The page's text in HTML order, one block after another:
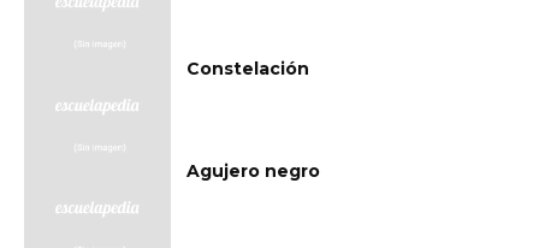
Constelación
Agujero negro